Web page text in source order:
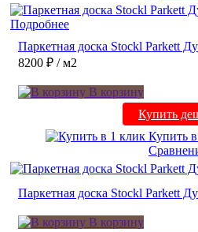
Подробнее
Паркетная доска Stockl Parkett
8200 ₽ / м2
В корзину
Купить
Купить
Паркетная доска Stockl Parkett
В корзину